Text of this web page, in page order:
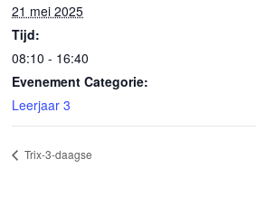
21 mei 2025
Tijd:
08:10 - 16:40
Evenement Categorie:
Leerjaar 3
Trix-3-daagse